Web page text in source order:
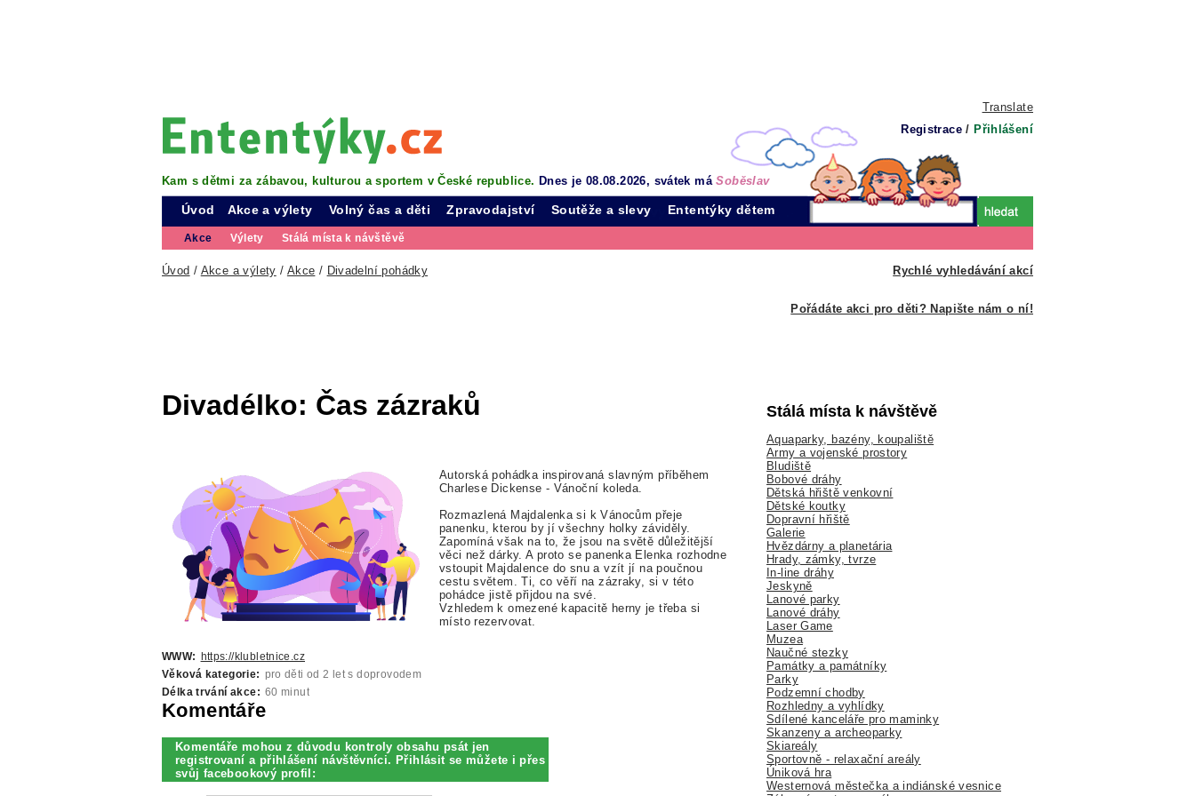
Translate
Registrace / Přihlášení
Kam s dětmi za zábavou, kulturou a sportem v České republice. Dnes je 08.08.2026, svátek máSoběslav
Úvod Akce a výlety
Akce Výlety Stálá místa k návštěvě
Volný čas a děti Zpravodajství Soutěže a slevy Ententýky dětem
Rychlé vyhledávání akcí
Úvod / Akce a výlety / Akce / Divadelní pohádky
Pořádáte akci pro děti? Napište nám o ní!
Divadélko: Čas zázraků
Autorská pohádka inspirovaná slavným příběhem
Charlese Dickense - Vánoční koleda.
Rozmazlená Majdalenka si k Vánocům přeje
panenku, kterou by jí všechny holky záviděly.
Zapomíná však na to, že jsou na světě důležitější
věci než dárky. A proto se panenka Elenka rozhodne
vstoupit Majdalence do snu a vzít jí na poučnou
cestu světem. Ti, co věří na zázraky, si v této
pohádce jistě přijdou na své.
Vzhledem k omezené kapacitě herny je třeba si
místo rezervovat.
WWW:
https://klubletnice.cz
Věková kategorie: pro děti od 2 let s doprovodem
Délka trvání akce: 60 minut
Komentáře
Komentáře mohou z důvodu kontroly obsahu psát jen
registrovaní a přihlášení návštěvníci. Přihlásit se můžete i přes
svůj facebookový profil:
Stálá místa k návštěvě
Aquaparky, bazény, koupaliště
Army a vojenské prostory
Bludiště
Bobové dráhy
Dětská hřiště venkovní
Dětské koutky
Dopravní hřiště
Galerie
Hvězdárny a planetária
Hrady, zámky, tvrze
In-line dráhy
Jeskyně
Lanové parky
Lanové dráhy
Laser Game
Muzea
Naučné stezky
Památky a památníky
Parky
Podzemní chodby
Rozhledny a vyhlídky
Sdílené kanceláře pro maminky
Skanzeny a archeoparky
Skiareály
Sportovně - relaxační areály
Úniková hra
Westernová městečka a indiánské vesnice